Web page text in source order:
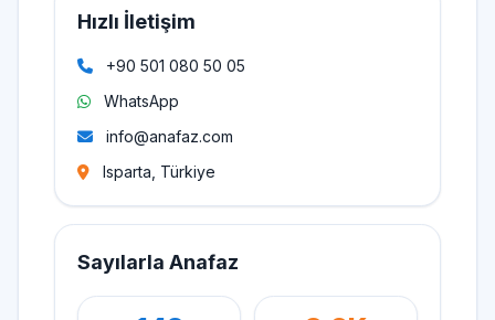
Hızlı İletişim
+90 501 080 50 05
WhatsApp
info@anafaz.com
Isparta, Türkiye
Sayılarla Anafaz